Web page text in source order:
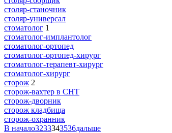
столяр-станочник
столяр-универсал
стоматолог 1
стоматолог-имплантолог
стоматолог-ортопед
стоматолог-ортопед-хирург
стоматолог-терапевт-хирург
стоматолог-хирург
сторож 2
сторож-вахтер в СНТ
сторож-дворник
сторож кладбища
сторож-охранник
В начало3233343536дальше